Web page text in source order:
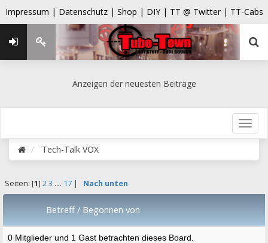
Impressum | Datenschutz | Shop | DIY | TT @ Twitter | TT-Cabs
Anzeigen der neuesten Beiträge
Tech-Talk VOX
Seiten: [1] 2 3 ... 17| Nach unten
Betreff/ Begonnen von
0 Mitglieder und 1 Gast betrachten dieses Board.